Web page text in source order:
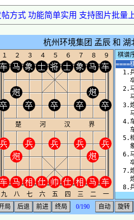
方式 功能简单实用 支持图片批量